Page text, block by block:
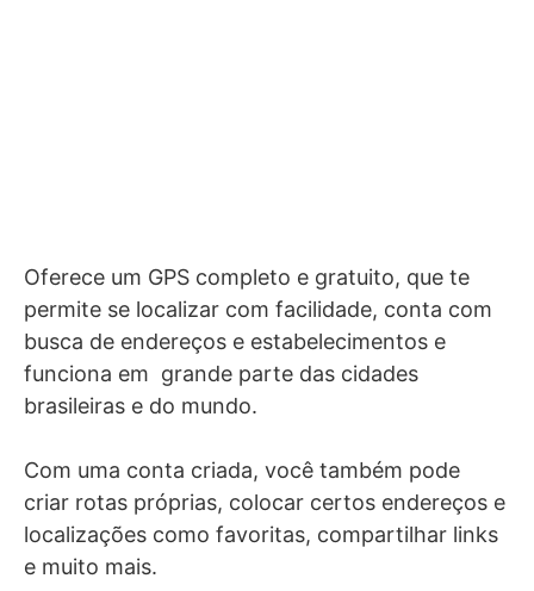
Oferece um GPS completo e gratuito, que te
permite se localizar com facilidade, conta com
busca de endereços e estabelecimentos e
funciona em grande parte das cidades
brasileiras e do mundo.
Com uma conta criada, você também pode
criar rotas próprias, colocar certos endereços e
localizações como favoritas, compartilhar links
e muito mais.